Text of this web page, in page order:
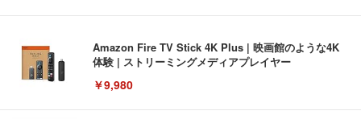
Amazon Fire TV Stick 4K Plus | 映画館のような4K
体験 | ストリーミングメディアプレイヤー
￥9,980